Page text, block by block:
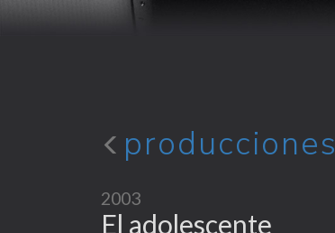
producciones
2003
El adolescente